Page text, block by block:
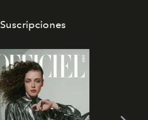
Suscripciones